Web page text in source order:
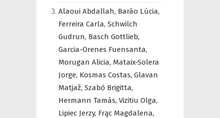
Alaoui Abdallah, Barão Lúcia,
Ferreira Carla, Schwilch
Gudrun, Basch Gottlieb,
Garcia-Orenes Fuensanta,
Morugan Alicia, Mataix-Solera
Jorge, Kosmas Costas, Glavan
Matjaž, Szabó Brigitta,
Hermann Tamás, Vizitiu Olga,
Lipiec Jerzy, Frąc Magdalena,